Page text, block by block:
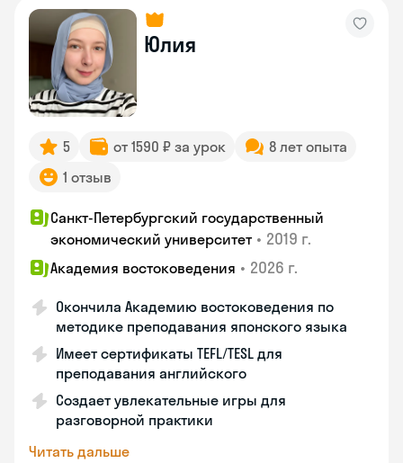
Юлия
5 от 1590 ₽ за урок
8 лет опыта
1 отзыв
Санкт-Петербургский государственный
экономический университет • 2019 г.
Академия востоковедения • 2026 г.
Окончила Академию востоковедения по
методике преподавания японского языка
Имеет сертификаты TEFL/TESL для
преподавания английского
Создает увлекательные игры для
разговорной практики
Читать дальше